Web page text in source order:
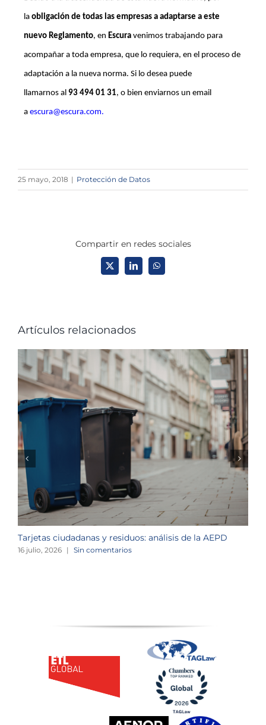
la obligación de todas las empresas a adaptarse a este
nuevo Reglamento, en Escura venimos trabajando para
acompañar a toda empresa, que lo requiera, en el proceso de
adaptación a la nueva norma. Si lo desea puede
llamarnos al 93 494 01 31, o bien enviarnos un email
a escura@escura.com.
25 mayo, 2018 | Protección de Datos
Compartir en redes sociales
X LinkedInWhatsApp
Artículos relacionados
Tarjetas ciudadanas y residuos: análisis de la AEPD
16 julio, 2026 | Sin comentarios